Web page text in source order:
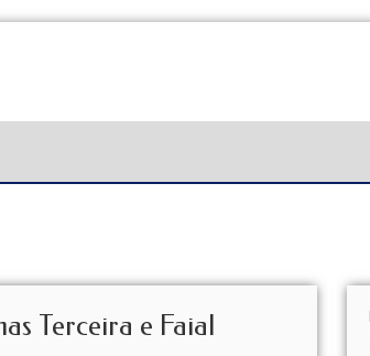
Terceira e Faial